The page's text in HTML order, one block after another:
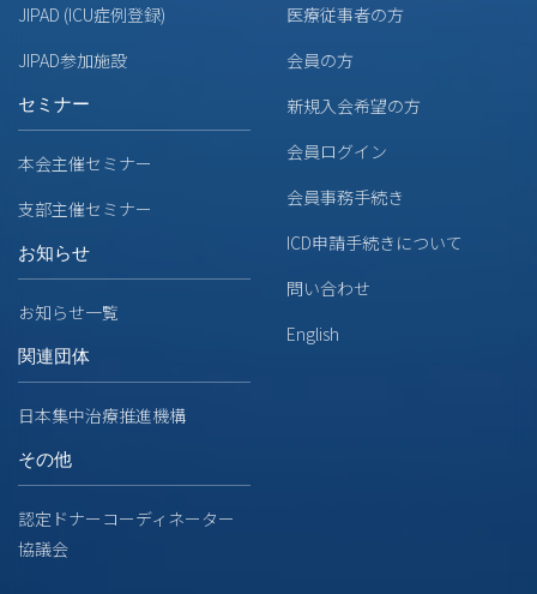
JIPAD (ICU症例登録)
JIPAD参加施設
セミナー
本会主催セミナー
支部主催セミナー
お知らせ
お知らせ一覧
関連団体
日本集中治療推進機構
その他
認定ドナーコーディネーター
協議会
医療従事者の方
会員の方
新規入会希望の方
会員ログイン
会員事務手続き
ICD申請手続きについて
問い合わせ
English